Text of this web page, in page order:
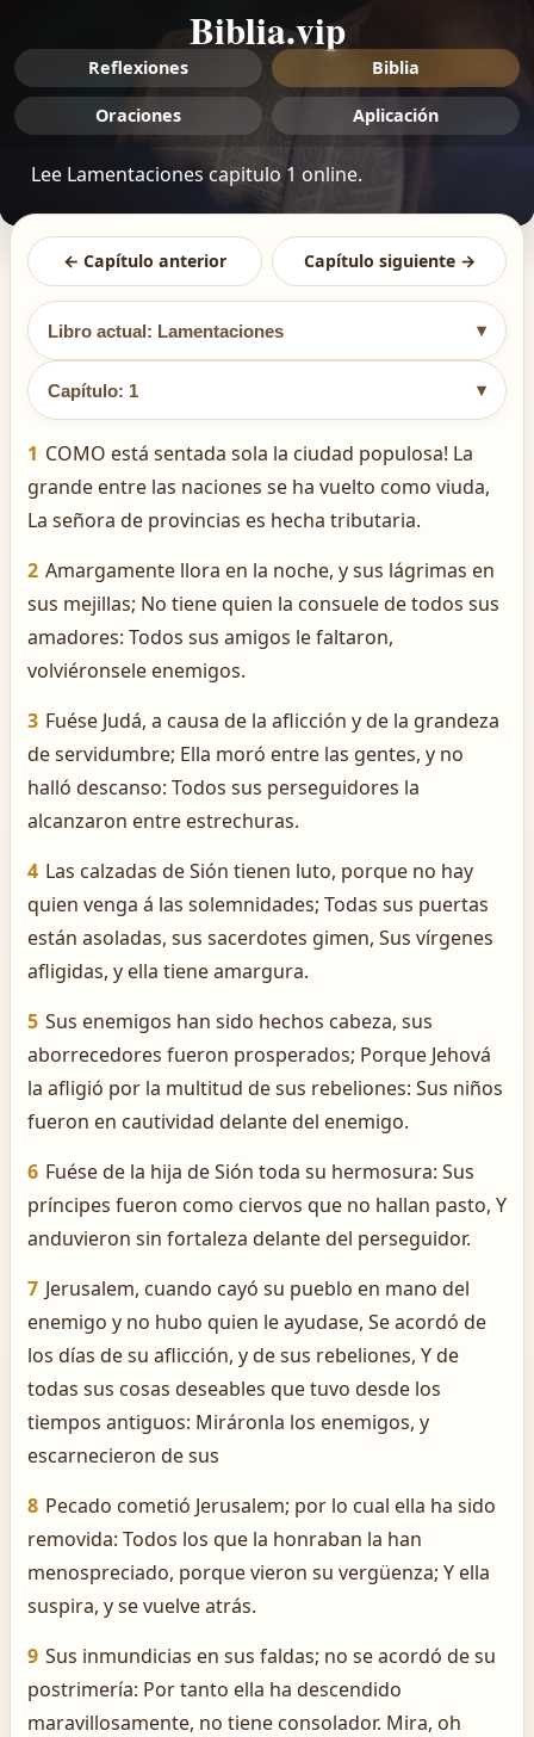
Biblia.vip
Reflexiones Biblia
Oraciones Aplicación
Lee Lamentaciones capitulo 1 online.
← Capítulo anterior Capítulo siguiente →
Libro actual: Lamentaciones ▾
Capítulo: 1 ▾
1 COMO está sentada sola la ciudad populosa! La
grande entre las naciones se ha vuelto como viuda,
La señora de provincias es hecha tributaria.
2 Amargamente llora en la noche, y sus lágrimas en
sus mejillas; No tiene quien la consuele de todos sus
amadores: Todos sus amigos le faltaron,
volviéronsele enemigos.
3 Fuése Judá, a causa de la aflicción y de la grandeza
de servidumbre; Ella moró entre las gentes, y no
halló descanso: Todos sus perseguidores la
alcanzaron entre estrechuras.
4 Las calzadas de Sión tienen luto, porque no hay
quien venga á las solemnidades; Todas sus puertas
están asoladas, sus sacerdotes gimen, Sus vírgenes
afligidas, y ella tiene amargura.
5 Sus enemigos han sido hechos cabeza, sus
aborrecedores fueron prosperados; Porque Jehová
la afligió por la multitud de sus rebeliones: Sus niños
fueron en cautividad delante del enemigo.
6 Fuése de la hija de Sión toda su hermosura: Sus
príncipes fueron como ciervos que no hallan pasto, Y
anduvieron sin fortaleza delante del perseguidor.
7 Jerusalem, cuando cayó su pueblo en mano del
enemigo y no hubo quien le ayudase, Se acordó de
los días de su aflicción, y de sus rebeliones, Y de
todas sus cosas deseables que tuvo desde los
tiempos antiguos: Miráronla los enemigos, y
escarnecieron de sus
8 Pecado cometió Jerusalem; por lo cual ella ha sido
removida: Todos los que la honraban la han
menospreciado, porque vieron su vergüenza; Y ella
suspira, y se vuelve atrás.
9 Sus inmundicias en sus faldas; no se acordó de su
postrimería: Por tanto ella ha descendido
maravillosamente, no tiene consolador. Mira, oh